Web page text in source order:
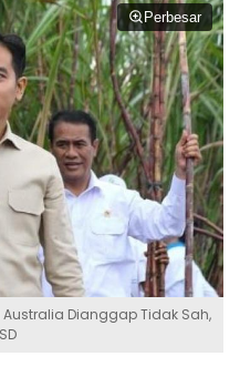
Perbesar
Dianggap Tidak Sah,